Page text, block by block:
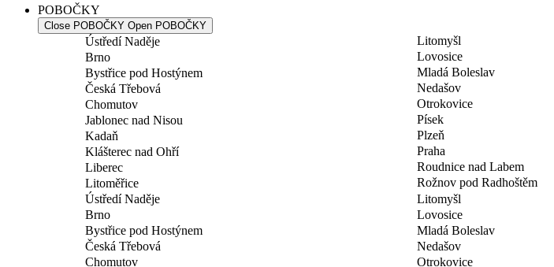
POBOČKY
Close POBOČKY Open POBOČKY
Ústředí Naděje
Brno
Bystřice pod Hostýnem
Česká Třebová
Chomutov
Jablonec nad Nisou
Kadaň
Klášterec nad Ohří
Liberec
Litoměřice
Litomyšl
Lovosice
Mladá Boleslav
Nedašov
Otrokovice
Písek
Plzeň
Praha
Roudnice nad Labem
Rožnov pod Radhoštěm
Ústředí Naděje
Brno
Bystřice pod Hostýnem
Česká Třebová
Chomutov
Litomyšl
Lovosice
Mladá Boleslav
Nedašov
Otrokovice